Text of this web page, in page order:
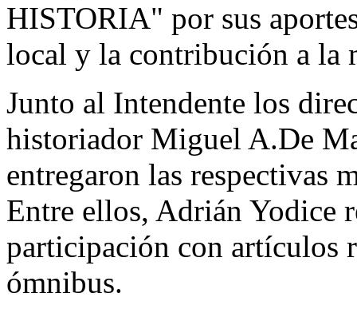
HISTORIA" por sus
local y la contribución a la
Junto al Intendente los
historiador Miguel A.De
entregaron las respectivas
Entre ellos, Adrián Yodice
participación con artículos
ómnibus.